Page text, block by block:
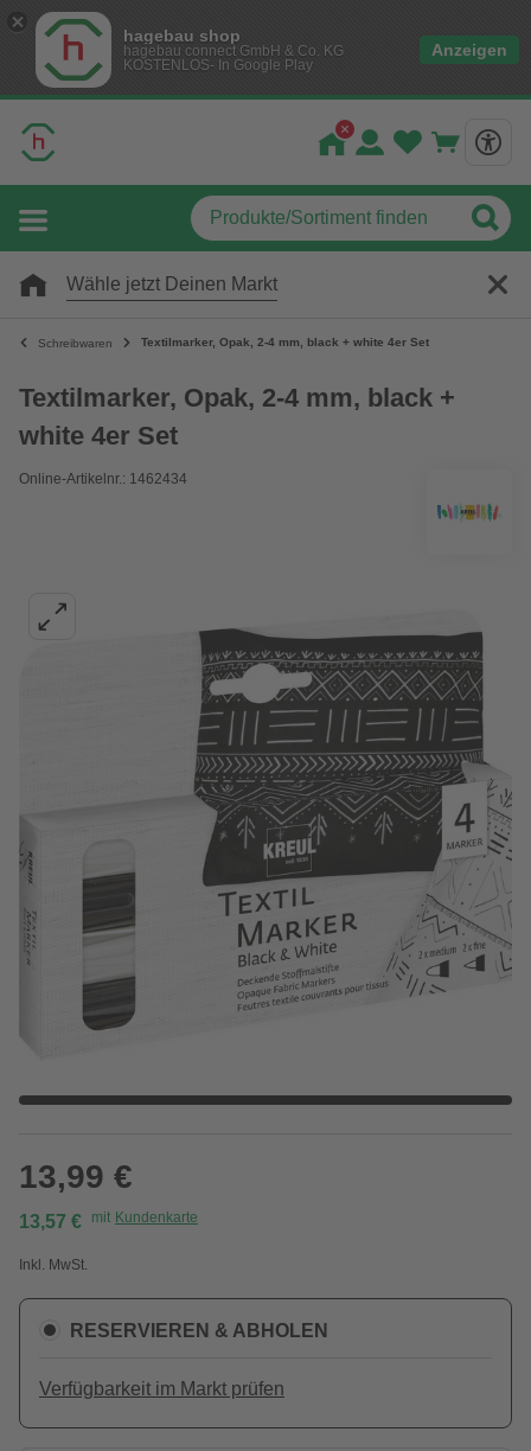
hagebau shop
hagebau connect GmbH & Co. KG
KOSTENLOS- In Google Play
Anzeigen
Wähle jetzt Deinen Markt
Schreibwaren Textilmarker, Opak, 2-4 mm, black + white 4er Set
Textilmarker, Opak, 2-4 mm, black +
white 4er Set
Online-Artikelnr.: 1462434
13,99 €
13,57 € mit Kundenkarte
Inkl. MwSt.
RESERVIEREN & ABHOLEN
Verfügbarkeit im Markt prüfen